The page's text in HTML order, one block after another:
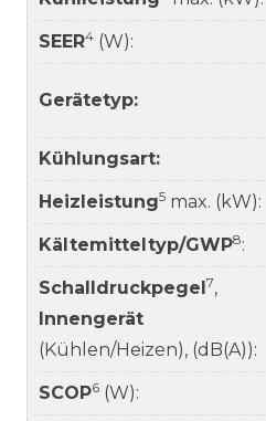
SEER4 (W):
Gerätetyp:
Kühlungsart:
Heizleistung5 max. (kW):
Kältemitteltyp/GWP8:
Schalldruckpegel 7,
Innengerät
(Kühlen/Heizen), (dB(A)):
SCOP6 (W):